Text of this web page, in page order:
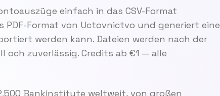
einfach in das CSV-Format
Format von Uctovnictvo und generiert eine
werden kann. Dateien werden nach der
zuverlässig. Credits ab €1 — alle
Bankinstitute weltweit, von großen